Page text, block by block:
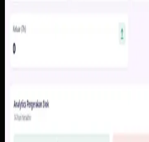
Kami membangun dasbor stok,
minimum, dan jejak audit dalam
Baca studi kasus